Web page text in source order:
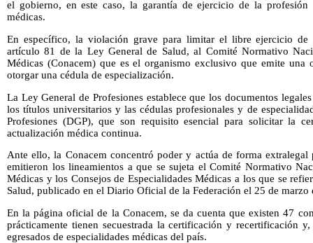
el gobierno, en este caso, la garantía de ejercicio de la profesión
médicas.
En específico, la violación grave para limitar el libre ejercicio de
artículo 81 de la Ley General de Salud, al Comité Normativo
Médicas (Conacem) que es el organismo exclusivo que emite una
otorgar una cédula de especialización.
La Ley General de Profesiones establece que los documentos
los títulos universitarios y las cédulas profesionales y de
Profesiones (DGP), que son requisito esencial para solicitar la
actualización médica continua.
Ante ello, la Conacem concentró poder y actúa de forma
emitieron los lineamientos a que se sujeta el Comité Normativo
Médicas y los Consejos de Especialidades Médicas a los que se
Salud, publicado en el Diario Oficial de la Federación el 25 de marzo
En la página oficial de la Conacem, se da cuenta que existen 47
prácticamente tienen secuestrada la certificación y recertificación
egresados de especialidades médicas del país.